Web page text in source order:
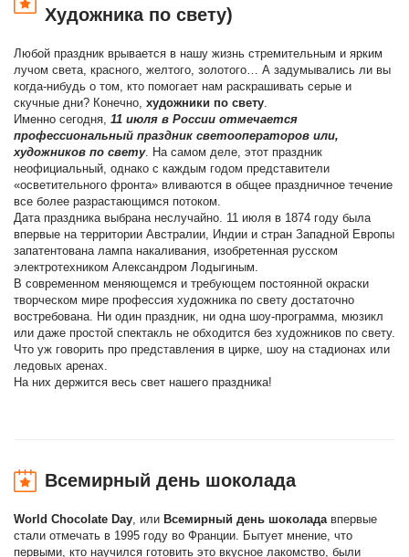
Художника по свету)
Любой праздник врывается в нашу жизнь стремительным и ярким
лучом света, красного, желтого, золотого… А задумывались ли вы
когда-нибудь о том, кто помогает нам раскрашивать серые и
скучные дни? Конечно, художники по свету.
Именно сегодня, 11 июля в России отмечается
профессиональный праздник светооператоров или,
художников по свету. На самом деле, этот праздник
неофициальный, однако с каждым годом представители
«осветительного фронта» вливаются в общее праздничное течение
все более разрастающимся потоком.
Дата праздника выбрана неслучайно. 11 июля в 1874 году была
впервые на территории Австралии, Индии и стран Западной Европы
запатентована лампа накаливания, изобретенная русском
электротехником Александром Лодыгиным.
В современном меняющемся и требующем постоянной окраски
творческом мире профессия художника по свету достаточно
востребована. Ни один праздник, ни одна шоу-программа, мюзикл
или даже простой спектакль не обходится без художников по свету.
Что уж говорить про представления в цирке, шоу на стадионах или
ледовых аренах.
На них держится весь свет нашего праздника!
Всемирный день шоколада
World Chocolate Day, или Всемирный день шоколадавпервые
стали отмечать в 1995 году во Франции. Бытует мнение, что
первыми, кто научился готовить это вкусное лакомство, были